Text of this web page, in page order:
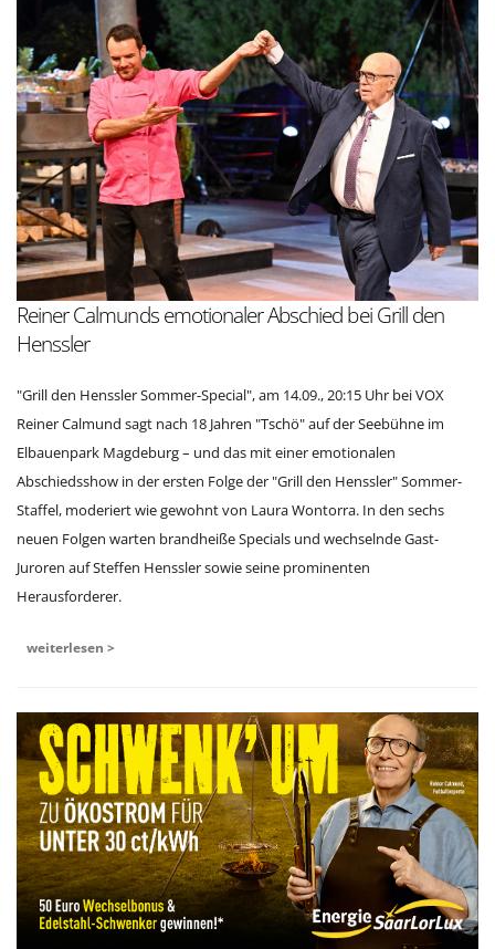
Reiner Calmunds emotionaler Abschied bei Grill den
Henssler
"Grill den Henssler Sommer-Special", am 14.09., 20:15 Uhr bei VOX
Reiner Calmund sagt nach 18 Jahren "Tschö" auf der Seebühne im
Elbauenpark Magdeburg – und das mit einer emotionalen
Abschiedsshow in der ersten Folge der "Grill den Henssler" Sommer-
Staffel, moderiert wie gewohnt von Laura Wontorra. In den sechs
neuen Folgen warten brandheiße Specials und wechselnde Gast-
Juroren auf Steffen Henssler sowie seine prominenten
Herausforderer.
weiterlesen >